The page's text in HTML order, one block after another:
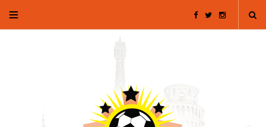
F T I